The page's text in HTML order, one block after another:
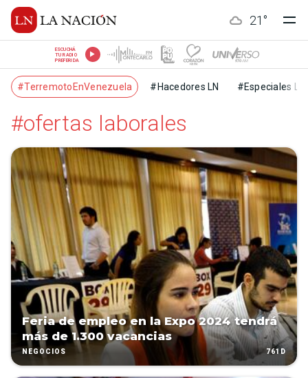
21 °
ESCUCHÁ
TU RADIO
PREFERIDA
#TerremotoEnVenezuela #Hacedores LN #Especiales LN
#ofertas laborales
Feria de empleo en la Expo 2024 tendrá
más de 1.300 vacancias
NEGOCIOS 761D